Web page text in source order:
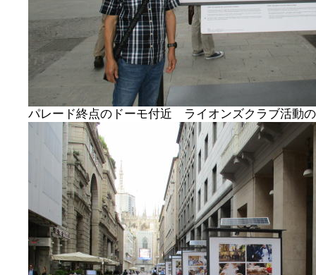
パレード終点のドーモ付近 ライオンズクラブ活動